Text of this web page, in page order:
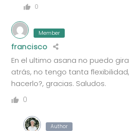
0
Member
francisco
En el ultimo asana no puedo
atrás, no tengo tanta
hacerlo?, gracias. Saludos.
0
Author